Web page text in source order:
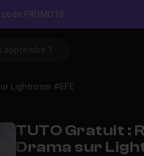
PROMO10
Lightroom #EFE
TUTO Gratuit :
Drama sur